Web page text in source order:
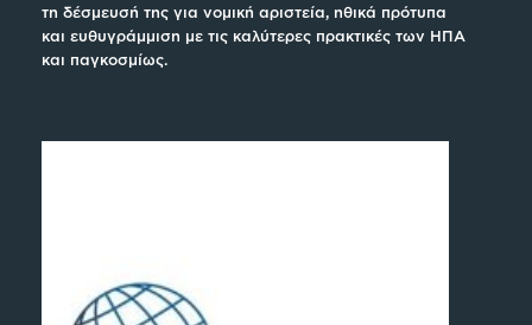
τη δέσμευσή της για νομική αριστεία, ηθικά πρότυπα
και ευθυγράμμιση με τις καλύτερες πρακτικές των ΗΠΑ
και παγκοσμίως.